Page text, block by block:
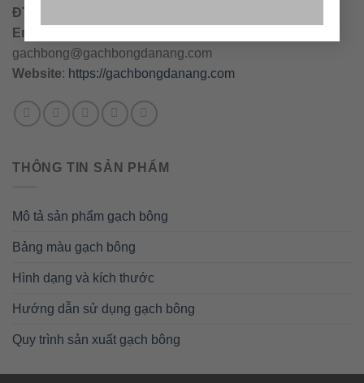
ĐT
Email
gachbong@gachbongdanang.com
Website: https://gachbongdanang.com
THÔNG TIN SẢN PHẨM
Mô tả sản phẩm gạch bông
Bảng màu gạch bông
Hình dạng và kích thước
Hướng dẫn sử dụng gạch bông
Quy trình sản xuất gạch bông